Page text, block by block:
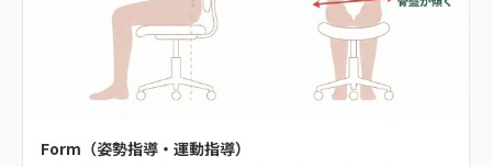
Form（姿勢指導・運動指導）